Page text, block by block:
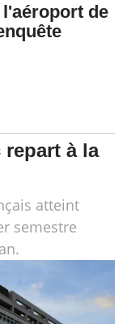
de
à la
atteint
semestre